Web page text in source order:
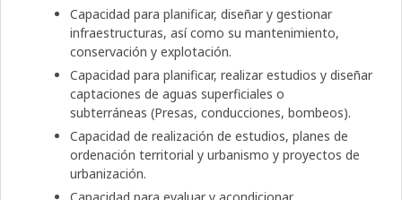
Capacidad para planificar, diseñar y gestionar
infraestructuras, así como su mantenimiento,
conservación y explotación.
Capacidad para planificar, realizar estudios y diseñar
captaciones de aguas superficiales o
subterráneas (Presas, conducciones, bombeos).
Capacidad de realización de estudios, planes de
ordenación territorial y urbanismo y proyectos de
urbanización.